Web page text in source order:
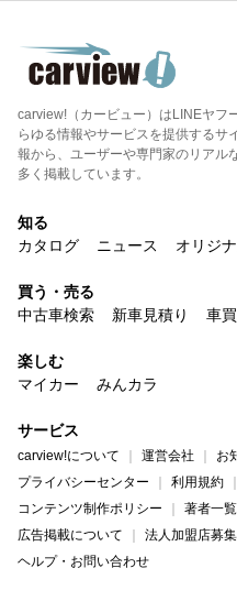
carview!（カービュー）はLINEヤフ
らゆる情報やサービスを提供するサ
報から、ユーザーや専門家のリアル
多く掲載しています。
知る
カタログ
ニュース オリジ
買う・売る
中古車検索
新車見積り 車
楽しむ
マイカー
みんカラ
サービス
carview!について 運営会社 お
プライバシーセンター
利用規約
コンテンツ制作ポリシー
著者一覧
広告掲載について
法人加盟店募集
ヘルプ・お問い合わせ